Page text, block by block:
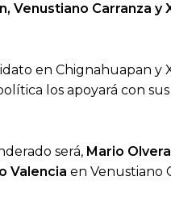
Venustiano Carranza y
en Chignahuapan y
los apoyará con
será, Mario Olvera
Valencia en Venustiano